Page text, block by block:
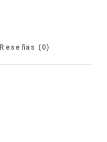
Reseñas (0)